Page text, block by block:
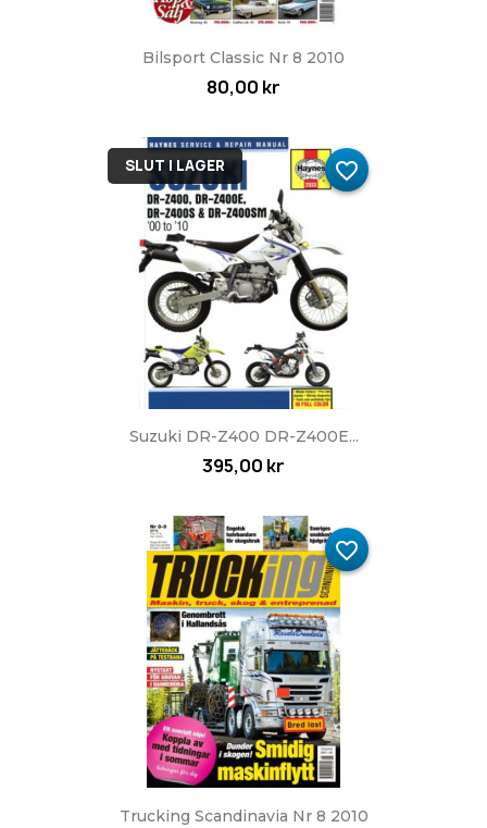
Bilsport Classic Nr 8 2010
80,00 kr
Suzuki DR-Z400 DR-Z400E...
395,00 kr
SLUT I LAGER favorite_border
Trucking Scandinavia Nr 8 2010
favorite_border